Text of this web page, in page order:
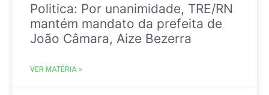
Politica: Por unanimidade, TRE/RN
mantém mandato da prefeita de
João Câmara, Aize Bezerra
VER MATÉRIA »